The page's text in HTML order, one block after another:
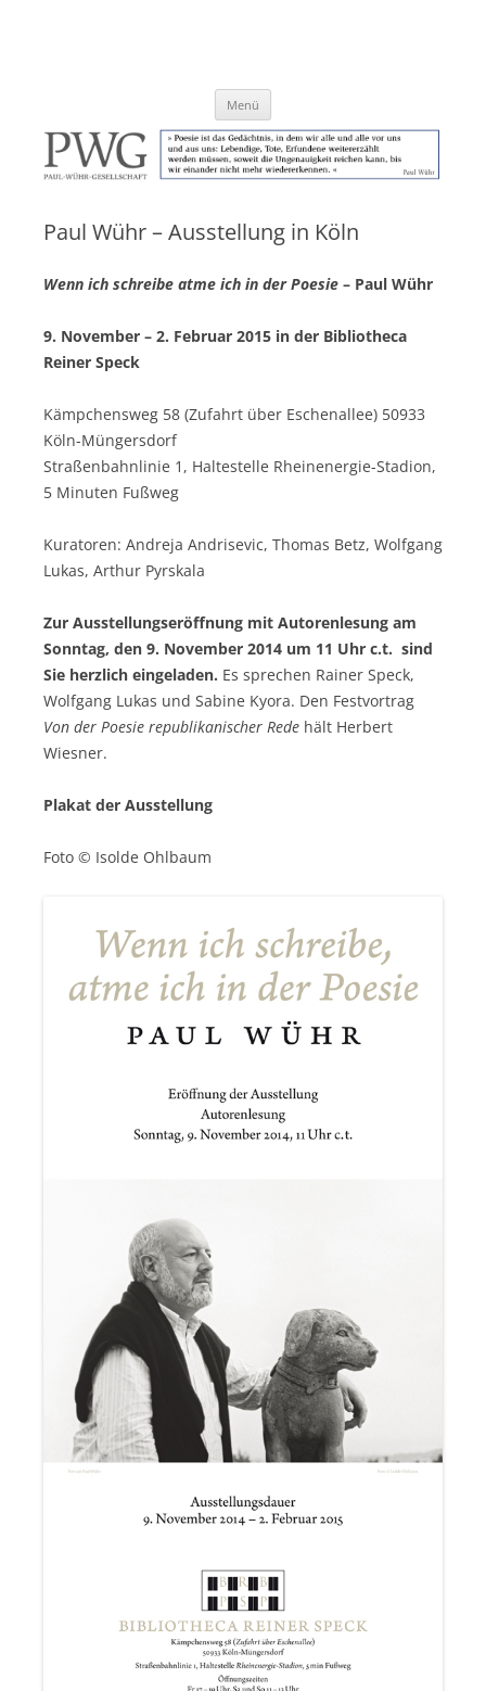
Menü
Paul Wühr – Ausstellung in Köln
Wenn ich schreibe atme ich in der Poesie– Paul Wühr
9. November – 2. Februar 2015 in der Bibliotheca
Reiner Speck
Kämpchensweg 58 (Zufahrt über Eschenallee) 50933
Köln-Müngersdorf
Straßenbahnlinie 1, Haltestelle Rheinenergie-Stadion,
5 Minuten Fußweg
Kuratoren: Andreja Andrisevic, Thomas Betz, Wolfgang
Lukas, Arthur Pyrskala
Zur Ausstellungseröffnung mit Autorenlesung am
Sonntag, den 9. November 2014 um 11 Uhr c.t. sind
Sie herzlich eingeladen. Es sprechen Rainer Speck,
Wolfgang Lukas und Sabine Kyora. Den Festvortrag
Von der Poesie republikanischer Rede hält Herbert
Wiesner.
Plakat der Ausstellung
Foto © Isolde Ohlbaum